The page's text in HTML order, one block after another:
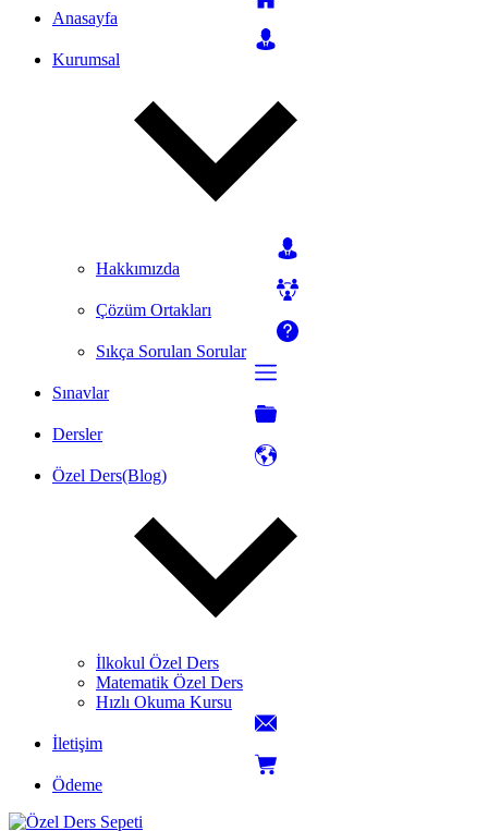
Anasayfa
Kurumsal
Hakkımızda
Çözüm Ortakları
Sıkça Sorulan Sorular
Sınavlar
Dersler
Özel Ders(Blog)
İlkokul Özel Ders
Matematik Özel Ders
Hızlı Okuma Kursu
İletişim
Ödeme